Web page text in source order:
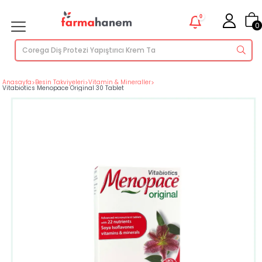
0
0
Anasayfa>Besin Takviyeleri>Vitamin & Mineraller>
Vitabiotics Menopace Original 30 Tablet